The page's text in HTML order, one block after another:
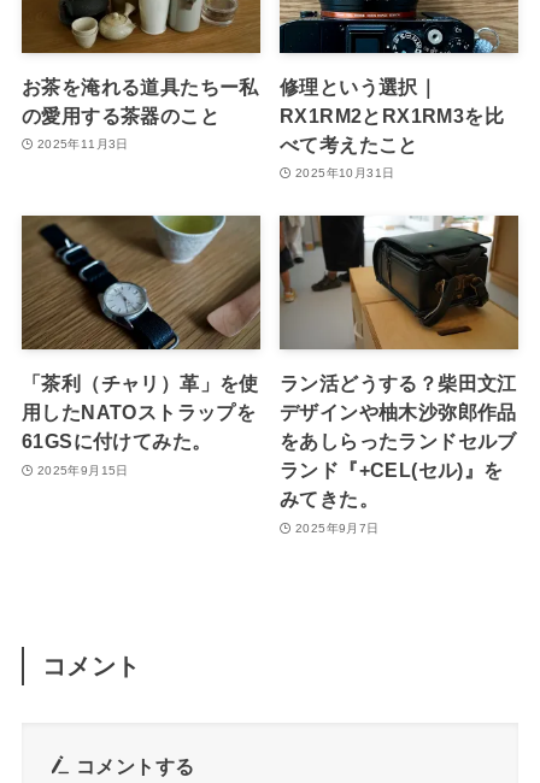
お茶を淹れる道具たちー私
の愛用する茶器のこと
2025年11月3日
修理という選択｜
RX1RM2とRX1RM3を比
べて考えたこと
2025年10月31日
「茶利（チャリ）革」を使
用したNATOストラップを
61GSに付けてみた。
2025年9月15日
ラン活どうする？柴田文江
デザインや柚木沙弥郎作品
をあしらったランドセルブ
ランド『+CEL(セル)』を
みてきた。
2025年9月7日
コメント
コメントする